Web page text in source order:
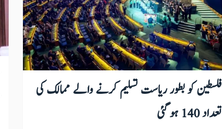
فلسطین کو بطور ریاست تسلیم کرنے والے ممالک کی
تعداد 140 ہو گئی